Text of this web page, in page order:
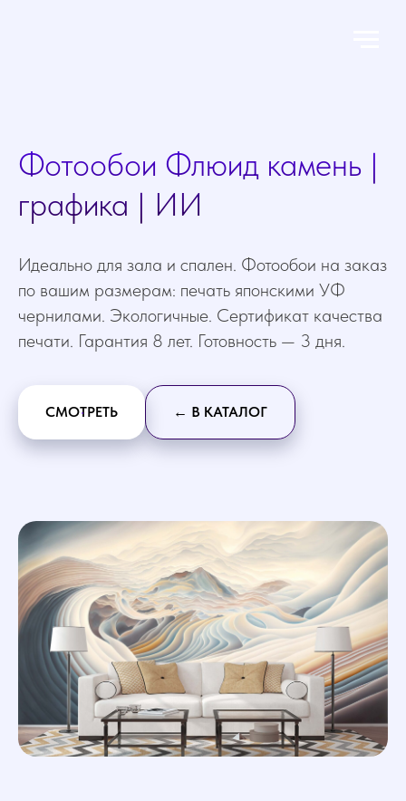
Фотообои Флюид камень |
графика | ИИ
Идеально для зала и спален. Фотообои на заказ
по вашим размерам: печать японскими УФ
чернилами. Экологичные. Сертификат качества
печати. Гарантия 8 лет. Готовность — 3 дня.
СМОТРЕТЬ ← В КАТАЛОГ